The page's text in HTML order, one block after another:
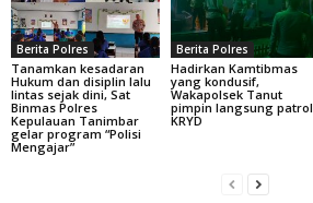
Berita Polres
Tanamkan kesadaran
Hukum dan disiplin lalu
lintas sejak dini, Sat
Binmas Polres
Kepulauan Tanimbar
gelar program “Polisi
Mengajar”
Berita Polres
Hadirkan Kamtibmas
yang kondusif,
Wakapolsek Tanut
pimpin langsung
KRYD